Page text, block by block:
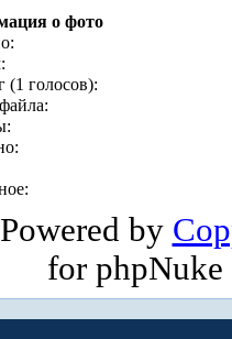
о фото
(1 голосов):
Powered by
for